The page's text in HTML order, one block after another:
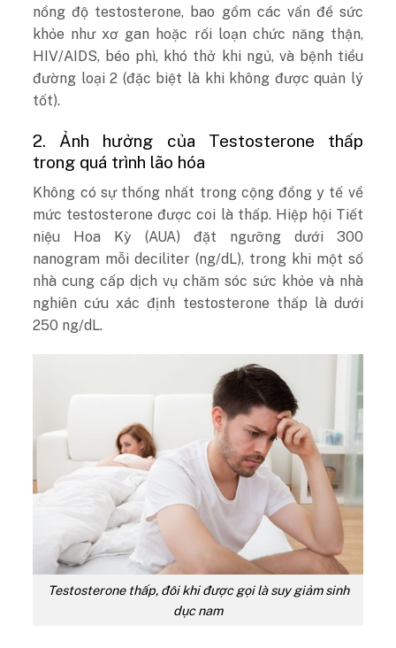
nồng độ testosterone, bao gồm các vấn đề sức
khỏe như xơ gan hoặc rối loạn chức năng thận,
HIV/AIDS, béo phì, khó thở khi ngủ, và bệnh tiểu
đường loại 2 (đặc biệt là khi không được quản lý
tốt).
2. Ảnh hưởng của Testosterone thấp
trong quá trình lão hóa
Không có sự thống nhất trong cộng đồng y tế về
mức testosterone được coi là thấp. Hiệp hội Tiết
niệu Hoa Kỳ (AUA) đặt ngưỡng dưới 300
nanogram mỗi deciliter (ng/dL), trong khi một số
nhà cung cấp dịch vụ chăm sóc sức khỏe và nhà
nghiên cứu xác định testosterone thấp là dưới
250 ng/dL.
Testosterone thấp, đôi khi được gọi là suy giảm sinh
dục nam